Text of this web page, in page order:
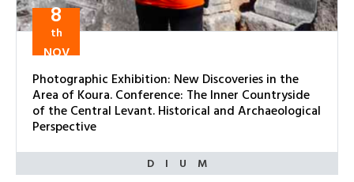
8
th
NOV
Photographic Exhibition: New Discoveries in the
Area of Koura. Conference: The Inner Countryside
of the Central Levant. Historical and Archaeological
Perspective